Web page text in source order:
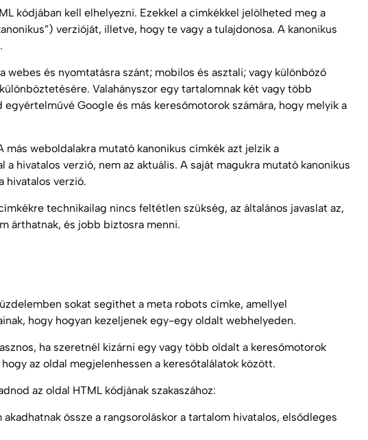
kódjában kell elhelyezni. Ezekkel a címkékkel jelölheted meg a
verzióját, illetve, hogy te vagy a tulajdonosa. A kanonikus
webes és nyomtatásra szánt; mobilos és asztali; vagy különböző
Valahányszor egy tartalomnak két vagy több
egyértelművé Google és más keresőmotorok számára, hogy melyik a
más weboldalakra mutató kanonikus címkék azt jelzik a
hivatalos verzió, nem az aktuális. A saját magukra mutató kanonikus
hivatalos verzió.
technikailag nincs feltétlen szükség, az általános javaslat az,
árthatnak, és jobb biztosra menni.
sokat segíthet a meta robots címke, amellyel
hogy hogyan kezeljenek egy-egy oldalt webhelyeden.
ha szeretnél kizárni egy vagy több oldalt a keresőmotorok
az oldal megjelenhessen a keresőtalálatok között.
az oldal HTML kódjának szakaszához:
össze a rangsoroláskor a tartalom hivatalos, elsődleges